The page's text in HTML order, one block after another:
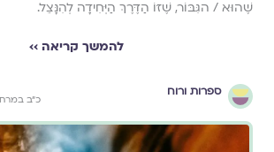
שֶׁהוּא / הגִּבּוֹר, שֶׁזּוֹ הַדֶּרֶךְ הַיְּחִידָה לְהִנָּצֵל.
להמשך קריאה ››
ספרות ורוח
כ״ב במרחשוון